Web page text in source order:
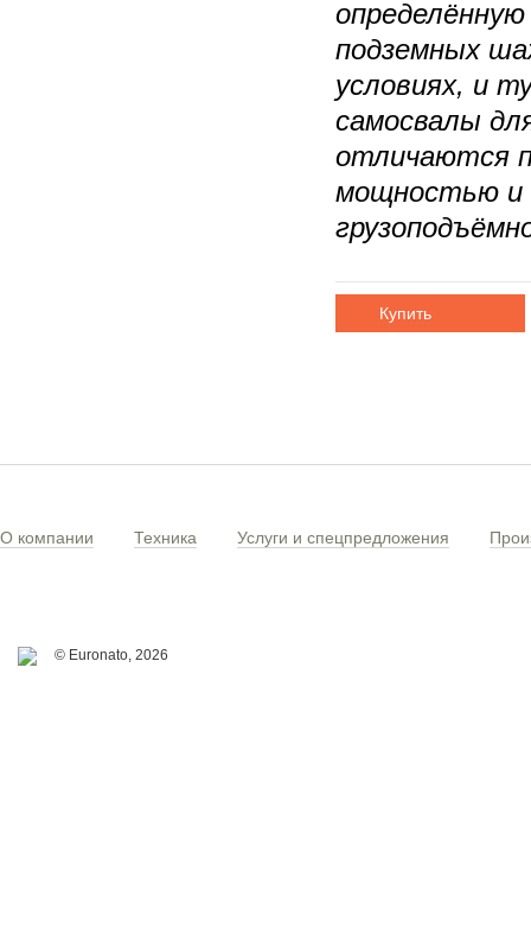
подземных
условиях, и
самосвалы
отличаются
мощностью и
Купить
О компании Техника Услуги и спецпредложения
© Euronato, 2026